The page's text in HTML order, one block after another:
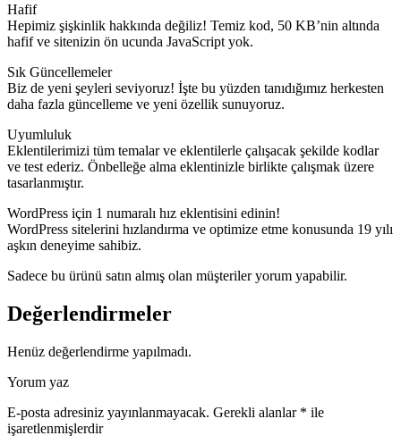
Hafif
Hepimiz şişkinlik hakkında değiliz! Temiz kod, 50 KB’nin altında
hafif ve sitenizin ön ucunda JavaScript yok.
Sık Güncellemeler
Biz de yeni şeyleri seviyoruz! İşte bu yüzden tanıdığımız herkesten
daha fazla güncelleme ve yeni özellik sunuyoruz.
Uyumluluk
Eklentilerimizi tüm temalar ve eklentilerle çalışacak şekilde kodlar
ve test ederiz. Önbelleğe alma eklentinizle birlikte çalışmak üzere
tasarlanmıştır.
WordPress için 1 numaralı hız eklentisini edinin!
WordPress sitelerini hızlandırma ve optimize etme konusunda 19 yılı
aşkın deneyime sahibiz.
Sadece bu ürünü satın almış olan müşteriler yorum yapabilir.
Değerlendirmeler
Henüz değerlendirme yapılmadı.
Yorum yaz
E-posta adresiniz yayınlanmayacak. Gerekli alanlar * ile
işaretlenmişlerdir